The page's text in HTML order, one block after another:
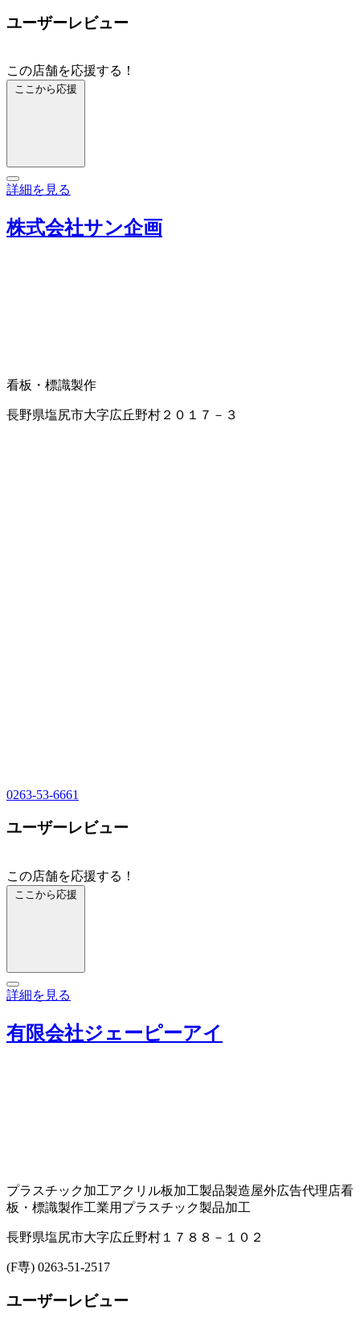
ユーザーレビュー
この店舗を応援する！
ここから応援
詳細を見る
株式会社サン企画
看板・標識製作
長野県塩尻市大字広丘野村２０１７－３
0263-53-6661
ユーザーレビュー
この店舗を応援する！
ここから応援
詳細を見る
有限会社ジェーピーアイ
プラスチック加工アクリル板加工製品製造屋外広告代理店看
板・標識製作工業用プラスチック製品加工
長野県塩尻市大字広丘野村１７８８－１０２
(F専) 0263-51-2517
ユーザーレビュー